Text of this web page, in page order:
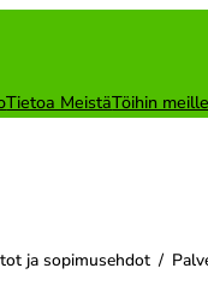
Tietoa MeistäTöihin meille
ja sopimusehdot /